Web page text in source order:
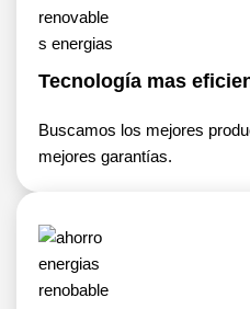
Tecnología mas
Buscamos los mejores
mejores garantías.